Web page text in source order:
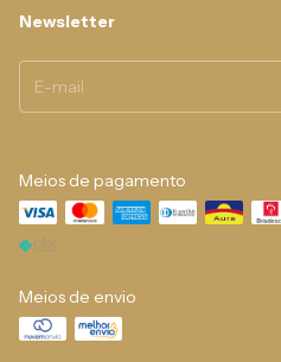
Newsletter
Meios de pagamento
Meios de envio